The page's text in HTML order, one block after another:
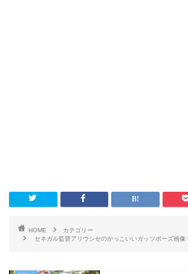
HOME
カテゴリー
セネガル監督アリウシセのかっこいいガッツポーズ画像